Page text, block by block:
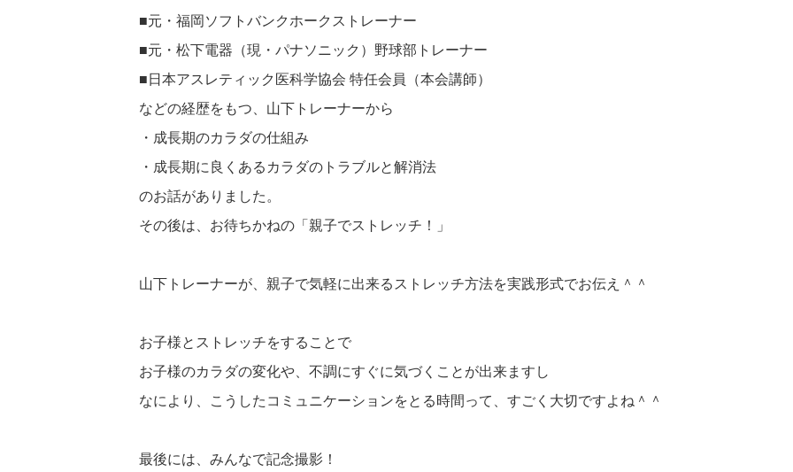
■元・福岡ソフトバンクホークストレーナー
■元・松下電器（現・パナソニック）野球部トレーナー
■日本アスレティック医科学協会 特任会員（本会講師）
などの経歴をもつ、山下トレーナーから
・成長期のカラダの仕組み
・成長期に良くあるカラダのトラブルと解消法
のお話がありました。
その後は、お待ちかねの「親子でストレッチ！」
山下トレーナーが、親子で気軽に出来るストレッチ方法を実践形式でお伝え＾＾
お子様とストレッチをすることで
お子様のカラダの変化や、不調にすぐに気づくことが出来ますし
なにより、こうしたコミュニケーションをとる時間って、すごく大切ですよね＾＾
最後には、みんなで記念撮影！